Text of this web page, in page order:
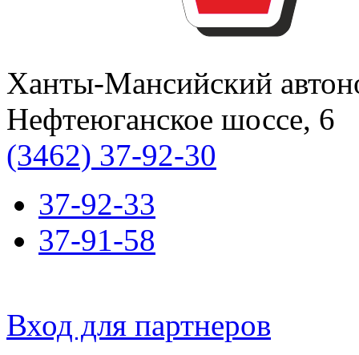
Ханты-Мансийский
Нефтеюганское шоссе, 6
(3462) 37-92-30
37-92-33
37-91-58
Вход для партнеров